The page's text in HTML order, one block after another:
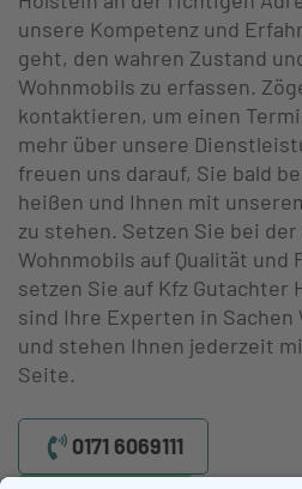
unsere Kompetenz und
geht, den wahren Zustand
Wohnmobils zu erfassen.
kontaktieren, um einen
mehr über unsere
freuen uns darauf, Sie bald
heißen und Ihnen mit
zu stehen. Setzen Sie bei
Wohnmobils auf Qualität und
setzen Sie auf Kfz Gutachter
sind Ihre Experten in Sachen
und stehen Ihnen jederzeit
Seite.
0171 6069111